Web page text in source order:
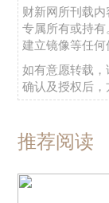
财新网所刊载
专属所有或持
建立镜像等任何
如有意愿转载
确认及授权后，
推荐阅读